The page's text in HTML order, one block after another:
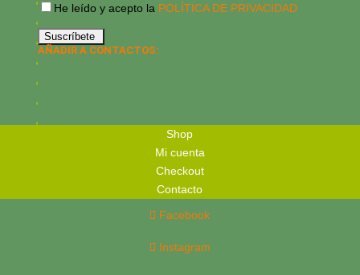
He leído y acepto la POLÍTICA DE PRIVACIDAD
AÑADIR A CONTACTOS:
Shop
Mi cuenta
Checkout
Contacto
Facebook
Instagram